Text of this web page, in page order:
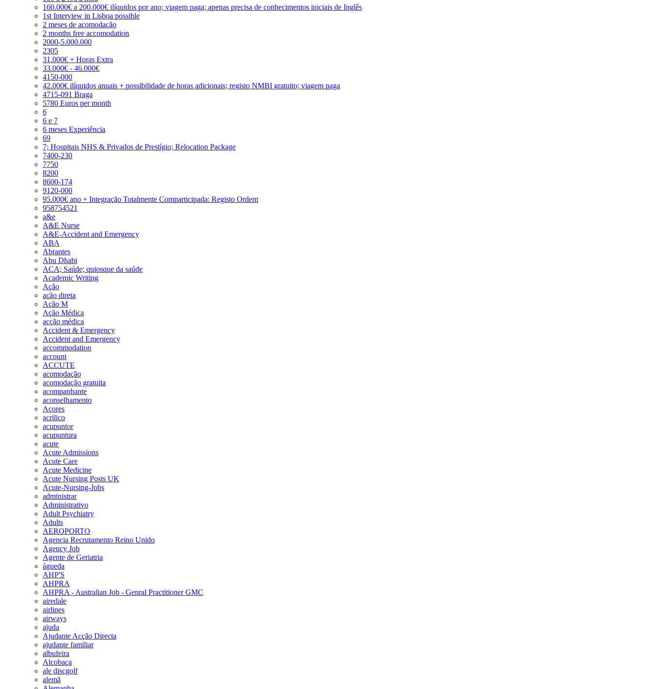
160.000€ a 200.000€ ilíquidos por ano; viagem paga; apenas precisa de conhecimentos iniciais de Inglês
1st Interview in Lisboa possible
2 meses de acomodação
2 months free accomodation
2000-5.000.000
2305
31.000€ + Horas Extra
33.000€ - 46.000€
4150-000
42.000€ ilíquidos anuais + possibilidade de horas adicionais; registo NMBI gratuito; viagem paga
4715-091 Braga
5780 Euros per month
6
6 e 7
6 meses Experiência
69
7; Hospitais NHS & Privados de Prestígio; Relocation Package
7400-230
7750
8200
8600-174
9120-000
95.000€ ano + Integração Totalmente Comparticipada: Registo Ordem
958754521
a&e
A&E Nurse
A&E-Accident and Emergency
ABA
Abrantes
Abu Dhabi
ACA; Saúde; quiosque da saúde
Academic Writing
Ação
ação direta
Ação M
Ação Médica
acção médica
Accident & Emergency
Accident and Emergency
accommodation
account
ACCUTE
acomodação
acomodação gratuita
acompanhante
aconselhamento
Açores
acrilico
acupuntor
acupuntura
acute
Acute Admissions
Acute Care
Acute Medicine
Acute Nursing Posts UK
Acute-Nursing-Jobs
administrar
Administrativo
Adult Psychiatry
Adults
AEROPORTO
Agencia Recrutamento Reino Unido
Agency Job
Agente de Geriatria
águeda
AHP'S
AHPRA
AHPRA - Australian Job - Genral Practitioner GMC
airedale
airlines
airways
ajuda
Ajudante Acção Directa
ajudante familiar
albufeira
Alcobaça
ale discgolf
alemã